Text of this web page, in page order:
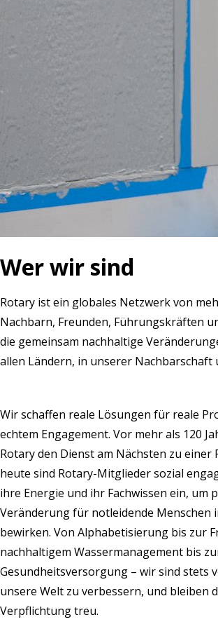
Wer wir sind
Rotary ist ein globales Netzwerk von
Nachbarn, Freunden, Führungskräften
die gemeinsam nachhaltige
allen Ländern, in unserer Nachbarschaft
Wir schaffen reale Lösungen für reale
echtem Engagement. Vor mehr als 120
Rotary den Dienst am Nächsten zu einer
heute sind Rotary-Mitglieder sozial
ihre Energie und ihr Fachwissen ein, um
Veränderung für notleidende Menschen
bewirken. Von Alphabetisierung bis zur
nachhaltigem Wassermanagement bis
Gesundheitsversorgung – wir sind stets
unsere Welt zu verbessern, und bleiben
Verpflichtung treu.